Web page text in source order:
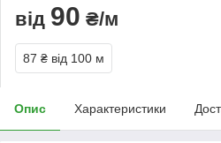
від 90 ₴/м
87 ₴ від 100 м
Опис Характеристики